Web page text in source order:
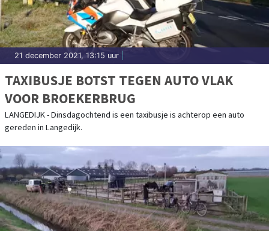
21 december 2021, 13:15 uur
TAXIBUSJE BOTST TEGEN AUTO VLAK
VOOR BROEKERBRUG
LANGEDIJK - Dinsdagochtend is een taxibusje is achterop een auto
gereden in Langedijk.